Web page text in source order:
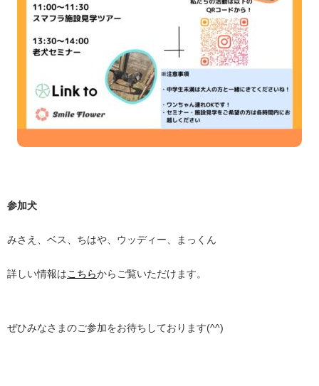
参加犬
みさえ、ベス、ちはや、ウッディー、まっくん
詳しい情報はこちらからご覧いただけます。
ぜひみなさまのご参加をお待ちしております(^^)